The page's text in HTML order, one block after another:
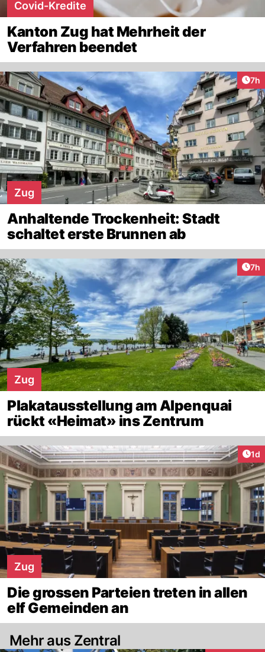
Covid-Kredite
Kanton Zug hat Mehrheit der
Verfahren beendet
7h
Zug
Anhaltende Trockenheit: Stadt
schaltet erste Brunnen ab
7h
Zug
Plakatausstellung am Alpenquai
rückt «Heimat» ins Zentrum
1d
Zug
Die grossen Parteien treten in allen
elf Gemeinden an
Mehr aus Zentral